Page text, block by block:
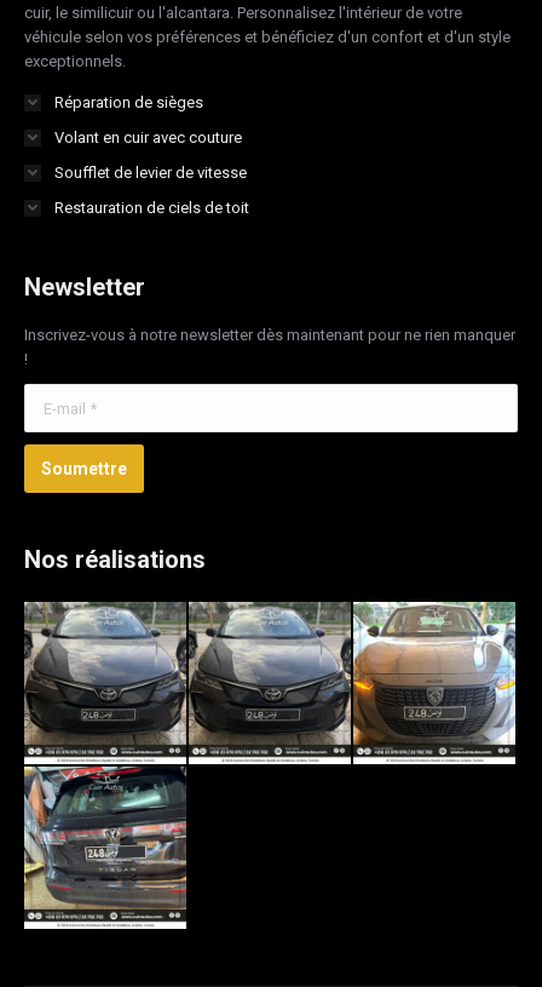
cuir, le similicuir ou l'alcantara. Personnalisez l'intérieur de votre
véhicule selon vos préférences et bénéficiez d'un confort et d'un style
exceptionnels.
Réparation de sièges
Volant en cuir avec couture
Soufflet de levier de vitesse
Restauration de ciels de toit
Newsletter
Inscrivez-vous à notre newsletter dès maintenant pour ne rien manquer
!
Soumettre
Nos réalisations